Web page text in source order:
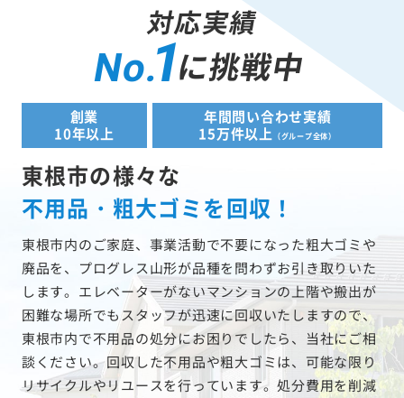
対応実績
No.1に挑戦中
創業
10年以上
年間問い合わせ実績
15万件以上
（グループ全体）
東根市の様々な
不用品・粗大ゴミを回収！
東根市内のご家庭、事業活動で不要になった粗大ゴミや
廃品を、プログレス山形が品種を問わずお引き取りいた
します。エレベーターがないマンションの上階や搬出が
困難な場所でもスタッフが迅速に回収いたしますので、
東根市内で不用品の処分にお困りでしたら、当社にご相
談ください。回収した不用品や粗大ゴミは、可能な限り
リサイクルやリユースを行っています。処分費用を削減